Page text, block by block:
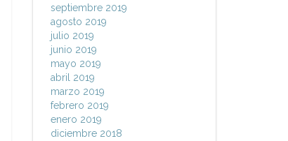
septiembre 2019
agosto 2019
julio 2019
junio 2019
mayo 2019
abril 2019
marzo 2019
febrero 2019
enero 2019
diciembre 2018